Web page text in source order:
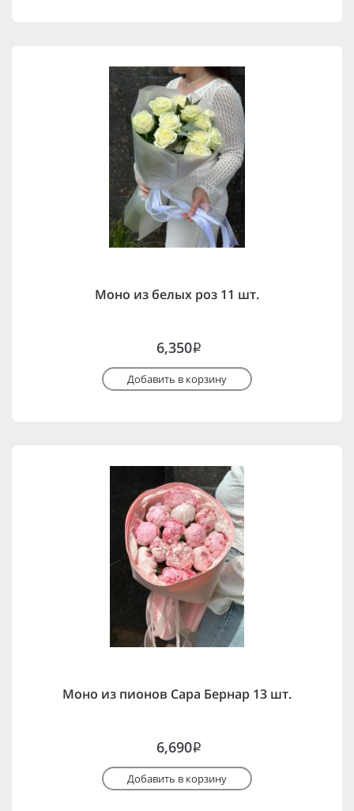
Моно из белых роз 11 шт.
6,350i
Добавить в корзину
Моно из пионов Сара Бернар 13 шт.
6,690i
Добавить в корзину